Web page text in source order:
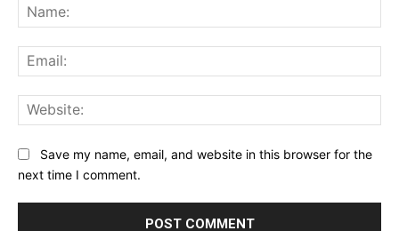
Save my name, email, and website in this browser for the
next time I comment.